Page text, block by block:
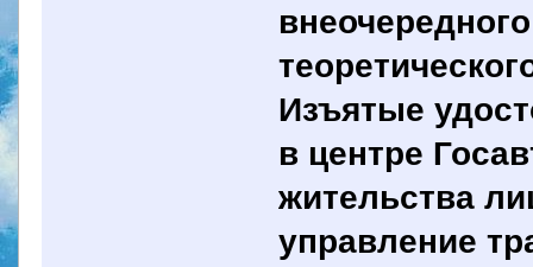
Изъятые
в центре
жительства
управление